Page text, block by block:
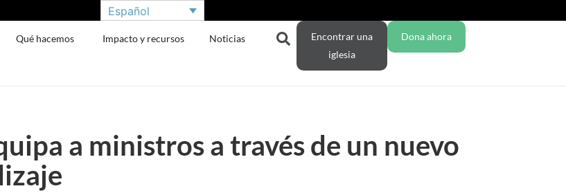
Español
Qué hacemos Impacto y recursos Noticias
Encontrar una
iglesia
Dona ahora
a ministros a través de un nuevo